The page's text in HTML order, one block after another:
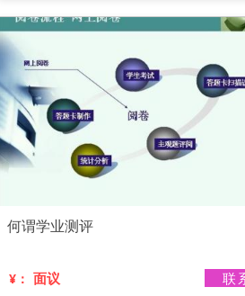
何谓学业测评
¥： 面议 联